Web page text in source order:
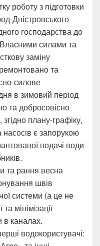
роботу з підготовки
Дністровського
господарства до
силами та
заміну
та
силове
в зимовий період
та добросовісно
плану-графіку,
є запорукою
подачі води
та рання весна
швів
системи (а це не
мінімізації
в каналах.
водокористувачі: